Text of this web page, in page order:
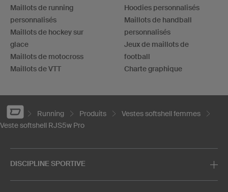
Maillots de running
personnalisés
Maillots de hockey sur
glace
Maillots de motocross
Maillots de VTT
Hoodies personnalisés
Maillots de handball
personnalisés
Jeux de maillots de
football
Charte graphique
Running Produits
Vestes softshell femmes
Veste softshell RJS5w Pro
DISCIPLINE SPORTIVE